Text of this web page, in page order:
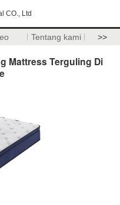
CO., Ltd
Tentang kami >>
Mattress Terguling Di